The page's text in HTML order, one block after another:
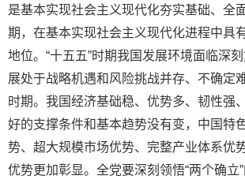
是基本实现社会主义现代化夯实基础、全
期，在基本实现社会主义现代化进程中具
地位。“十五五”时期我国发展环境面临深
展处于战略机遇和风险挑战并存、不确定
时期。我国经济基础稳、优势多、韧性强
好的支撑条件和基本趋势没有变，中国特
势、超大规模市场优势、完整产业体系优
优势更加彰显。全党要深刻领悟“两个确立